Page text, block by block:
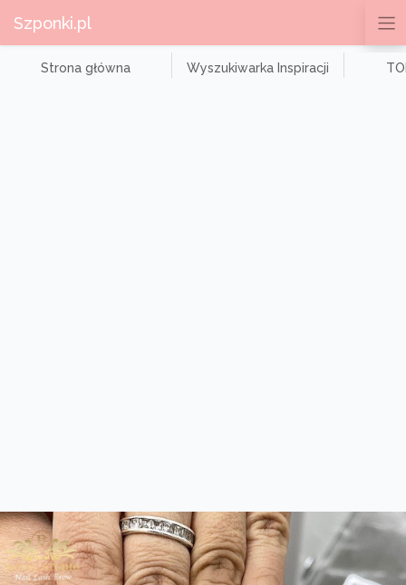
Szponki.pl
Strona główna Wyszukiwarka Inspiracji